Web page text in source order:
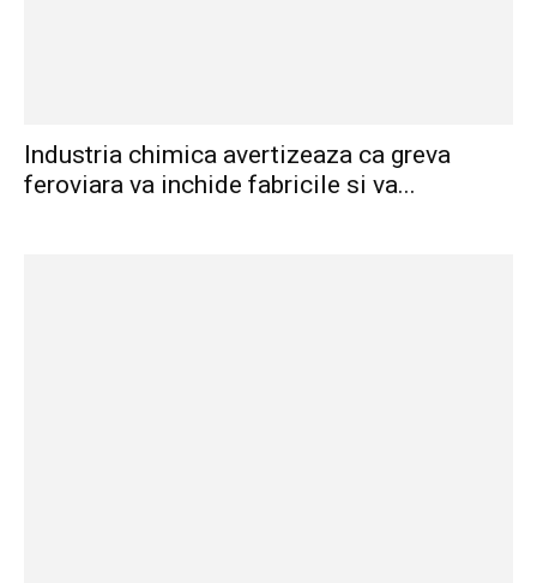
Industria chimica avertizeaza ca greva
feroviara va inchide fabricile si va...